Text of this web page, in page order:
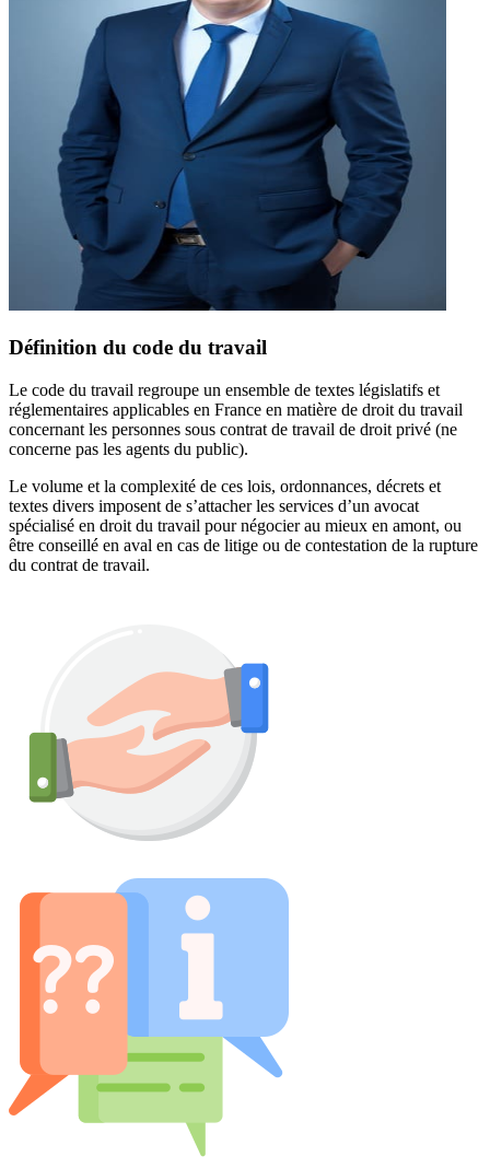
Définition du code du travail
Le code du travail regroupe un ensemble de textes législatifs et
réglementaires applicables en France en matière de droit du travail
concernant les personnes sous contrat de travail de droit privé (ne
concerne pas les agents du public).
Le volume et la complexité de ces lois, ordonnances, décrets et
textes divers imposent de s’attacher les services d’un avocat
spécialisé en droit du travail pour négocier au mieux en amont, ou
être conseillé en aval en cas de litige ou de contestation de la rupture
du contrat de travail.